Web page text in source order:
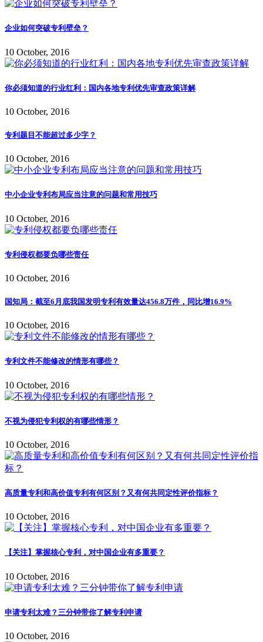
企业如何突破专利壁垒？
10 October, 2016
你必须知道的行业红利：国内各地专利优先审查政策详解
10 October, 2016
专利题目不能超过多少字？
10 October, 2016
中小企业专利布局应当注意的问题和常用技巧
10 October, 2016
专利侵权都要负哪些责任
10 October, 2016
国知局：截至6月底我国发明专利有效量达456.8万件，同比增16.9%
10 October, 2016
专利文件不能修改的情形有哪些？
10 October, 2016
不视为侵犯专利权的有哪些情形？
10 October, 2016
高质量专利和高价值专利有何区别？又有何共同定性评价指标？
10 October, 2016
【关注】掌握核心专利，对中国企业有多重要？
10 October, 2016
申请专利太难？三分钟带你了解专利申请
10 October, 2016